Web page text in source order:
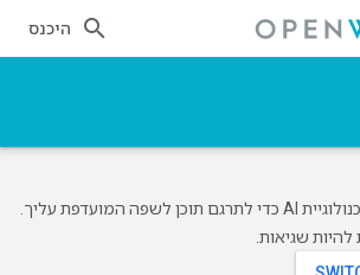
היכנס
‫Google משתמשת בטכנולוגיית AI כדי לתרגם תוכן לשפה המועדפת עליך.
להיות שגיאות.